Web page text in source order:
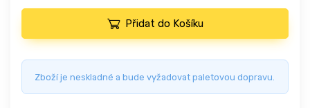
Přidat do Košíku
Zboží je neskladné a bude vyžadovat paletovou dopravu.